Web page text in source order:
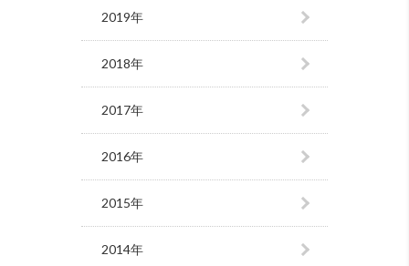
2019年
2018年
2017年
2016年
2015年
2014年